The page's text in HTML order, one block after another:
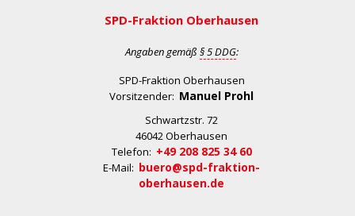
SPD-Fraktion Oberhausen
Angaben gemäß § 5 DDG:
SPD-Fraktion Oberhausen
Vorsitzender: Manuel Prohl
Schwartzstr. 72
46042 Oberhausen
Telefon: +49 208 825 34 60
E-Mail: buero@spd-fraktion-
oberhausen.de